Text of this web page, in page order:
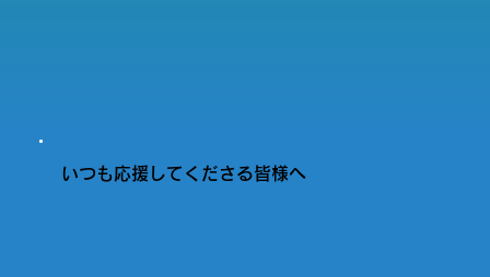
いつも応援してくださる皆様へ